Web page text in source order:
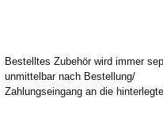
Bestelltes Zubehör wird immer
unmittelbar nach Bestellung/
Zahlungseingang an die hinterlegte